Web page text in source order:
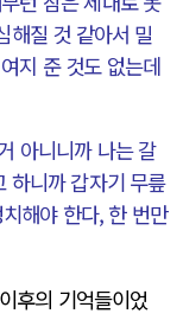
해질 것 같아서 밀
지 준 것도 없는데
아니니까 나는 갈
하니까 갑자기 무릎
해야 한다, 한 번만
후의 기억들이었